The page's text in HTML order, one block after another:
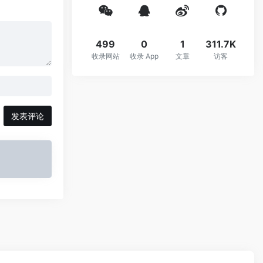
发表评论
499
收录网站
0
收录 App
1
文章
311.7K
访客